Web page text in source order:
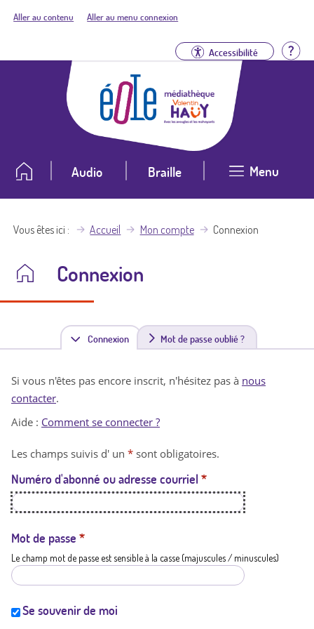
Aller au contenu Aller au menu connexion
Accessibilité
Audio Braille Menu
Vous êtes ici Accueil Mon compte Connexion
Connexion
Connexion(
n
t
a
t
i
Mot de passe oublié ?
Si vous n'êtes pas encore inscrit, n'hésitez pas à nous
contacter.
Aide : Comment se connecter ?
Les champs suivis d' un * sont obligatoires.
Numéro d'abonné ou adresse courriel *
Mot de passe *
Le champ mot de passe est sensible à la casse (majuscules / minuscules)
Se souvenir de moi